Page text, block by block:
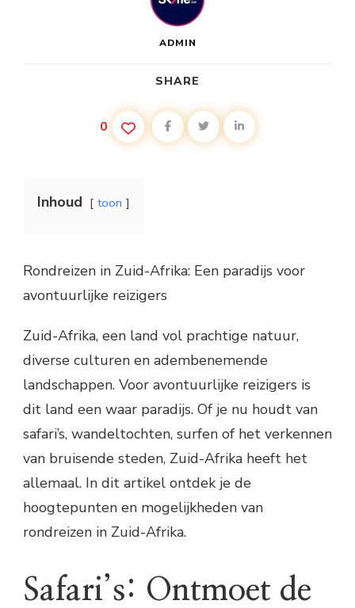
ADMIN
SHARE
0
Inhoud toon
Rondreizen in Zuid-Afrika: Een paradijs voor
avontuurlijke reizigers
Zuid-Afrika, een land vol prachtige natuur,
diverse culturen en adembenemende
landschappen. Voor avontuurlijke reizigers is
dit land een waar paradijs. Of je nu houdt van
safari’s, wandeltochten, surfen of het verkennen
van bruisende steden, Zuid-Afrika heeft het
allemaal. In dit artikel ontdek je de
hoogtepunten en mogelijkheden van
rondreizen in Zuid-Afrika.
Safari’s: Ontmoet de